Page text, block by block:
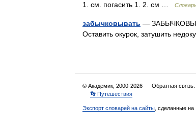
1. см. погасить 1. 2. см …
забычковывать —
Оставить окурок, затушить
© Академик, 2000-2026 Обратная связь:
👣 Путешествия
Экспорт словарей на сайты , сделанные на